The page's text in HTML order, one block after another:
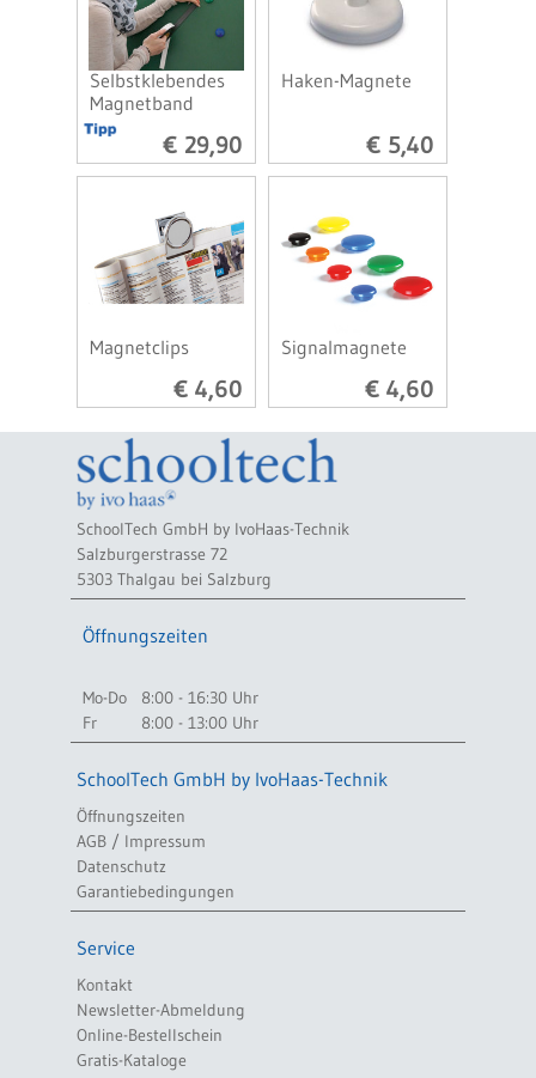
Selbstklebendes
Magnetband
€ 29,90
Haken-Magnete
€ 5,40
Magnetclips
€ 4,60
Signalmagnete
€ 4,60
SchoolTech GmbH by IvoHaas-Technik
Salzburgerstrasse 72
5303 Thalgau bei Salzburg
Öffnungszeiten
Mo-Do
8:00 - 16:30 Uhr
Fr
8:00 - 13:00 Uhr
SchoolTech GmbH by IvoHaas-Technik
Öffnungszeiten
AGB / Impressum
Datenschutz
Garantiebedingungen
Service
Kontakt
Newsletter-Abmeldung
Online-Bestellschein
Gratis-Kataloge